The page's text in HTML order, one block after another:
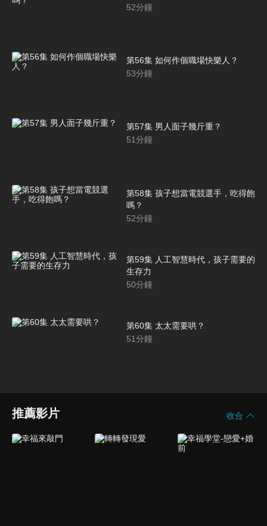
52分鐘
第56集 如何作個職場快樂人？
53分鐘
第57集 男人面子幾斤重？
51分鐘
第58集 孩子想當電競選手，吃得飽
嗎？
52分鐘
第59集 人工智慧時代，孩子需要的
生存力
50分鐘
第60集 太太需要哄？
51分鐘
推薦影片 收合